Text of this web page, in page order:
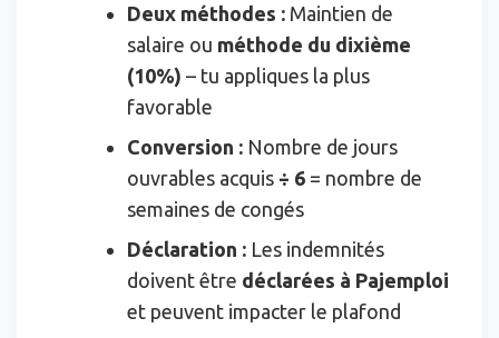
Deux méthodes : Maintien de
salaire ou méthode du dixième
(10%) – tu appliques la plus
favorable
Conversion : Nombre de jours
ouvrables acquis ÷ 6 = nombre de
semaines de congés
Déclaration : Les indemnités
doivent être déclarées à Pajemploi
et peuvent impacter le plafond